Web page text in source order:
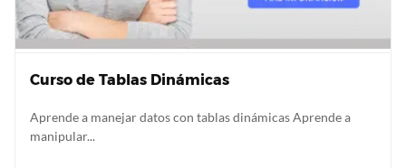
Curso de Tablas Dinámicas
Aprende a manejar datos con tablas dinámicas Aprende a
manipular...